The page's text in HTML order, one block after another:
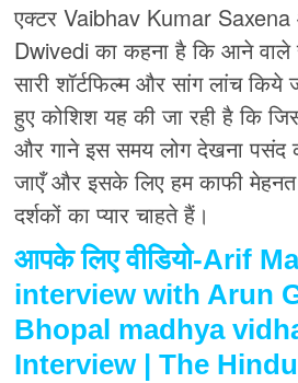
एक्टर Vaibhav Kumar
Dwivedi का कहना है कि आने
सारी शॉर्टफिल्म और सांग लांच
हुए कोशिश यह की जा रही है कि
और गाने इस समय लोग देखना पसंद
जाएँ और इसके लिए हम काफी
दर्शकों का प्यार चाहते हैं।
आपके लिए वीडियो-Arif
interview with Arun
Bhopal madhya
Interview | The